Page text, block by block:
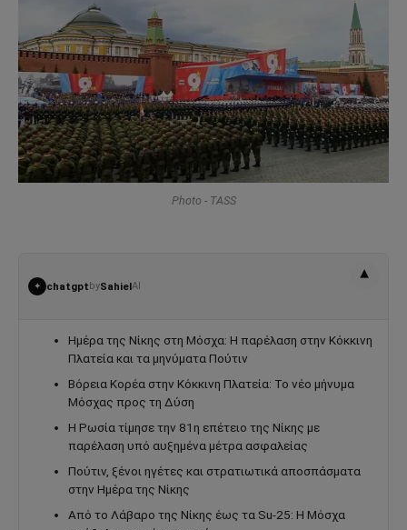
Photo - TASS
✦ chatgpt bySahielAI
▾
Ημέρα της Νίκης στη Μόσχα: Η παρέλαση στην Κόκκινη
Πλατεία και τα μηνύματα Πούτιν
Βόρεια Κορέα στην Κόκκινη Πλατεία: Το νέο μήνυμα
Μόσχας προς τη Δύση
Η Ρωσία τίμησε την 81η επέτειο της Νίκης με
παρέλαση υπό αυξημένα μέτρα ασφαλείας
Πούτιν, ξένοι ηγέτες και στρατιωτικά αποσπάσματα
στην Ημέρα της Νίκης
Από το Λάβαρο της Νίκης έως τα Su-25: Η Μόσχα